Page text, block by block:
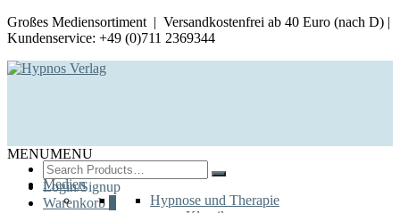
Großes Mediensortiment | Versandkostenfrei ab 40 Euro (nach D) |
Kundenservice: +49 (0)711 2369344
Search
for:
Login/Signup
Warenkorb
MENUMENU
Medien
Hypnose und Therapie